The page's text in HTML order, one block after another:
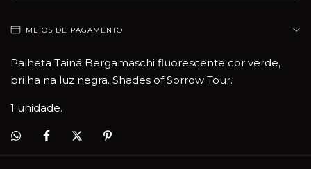
MEIOS DE PAGAMENTO
Palheta Tainá Bergamaschi fluorescente cor verde,
brilha na luz negra. Shades of Sorrow Tour.
1 unidade.